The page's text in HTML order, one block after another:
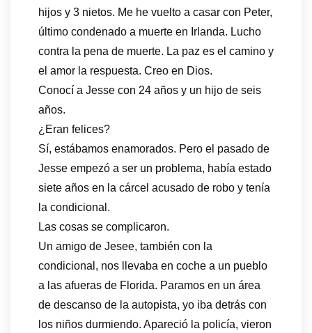
hijos y 3 nietos. Me he vuelto a casar con Peter,
último condenado a muerte en Irlanda. Lucho
contra la pena de muerte. La paz es el camino y
el amor la respuesta. Creo en Dios.
Conocí a Jesse con 24 años y un hijo de seis
años.
¿Eran felices?
Sí, estábamos enamorados. Pero el pasado de
Jesse empezó a ser un problema, había estado
siete años en la cárcel acusado de robo y tenía
la condicional.
Las cosas se complicaron.
Un amigo de Jesee, también con la
condicional, nos llevaba en coche a un pueblo
a las afueras de Florida. Paramos en un área
de descanso de la autopista, yo iba detrás con
los niños durmiendo. Apareció la policía, vieron